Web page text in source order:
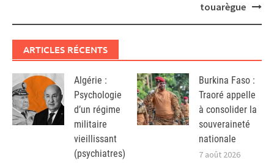
touarègue
ARTICLES RÉCENTS
Algérie :
Psychologie
d’un régime
militaire
vieillissant
(psychiatres)
Burkina Faso :
Traoré appelle
à consolider la
souveraineté
nationale
7 août 2026